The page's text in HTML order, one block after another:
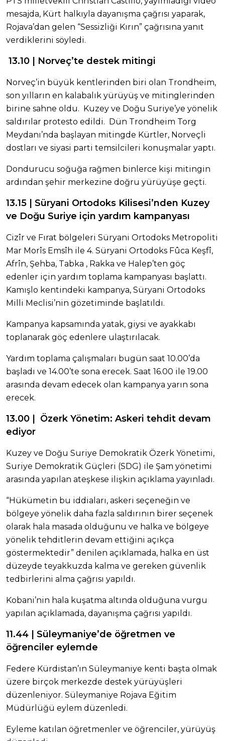
mesajda, Kürt halkıyla dayanışma çağrısı yaparak,
Rojava’dan gelen “Sessizliği Kırın” çağrısına yanıt
verdiklerini söyledi.
13.10 | Norveç’te destek mitingi
Norveç’in büyük kentlerinden biri olan Trondheim,
son yılların en kalabalık yürüyüş ve mitinglerinden
birine sahne oldu. Kuzey ve Doğu Suriye’ye yönelik
saldırılar protesto edildi. Dün Trondheim Torg
Meydanı’nda başlayan mitingde Kürtler, Norveçli
dostları ve siyasi parti temsilcileri konuşmalar yaptı.
Dondurucu soğuğa rağmen binlerce kişi mitingin
ardından şehir merkezine doğru yürüyüşe geçti.
13.15 | Süryani Ortodoks Kilisesi’nden Kuzey
ve Doğu Suriye için yardım kampanyası
Cizîr ve Fırat bölgeleri Süryani Ortodoks Metropoliti
Mar Morîs Emsîh ile 4. Süryani Ortodoks Fûca Keşfî,
Afrîn, Şehba, Tabka , Rakka ve Halep’ten göç
edenler için yardım toplama kampanyası başlattı.
Kamışlo kentindeki kampanya, Süryani Ortodoks
Milli Meclisi’nin gözetiminde başlatıldı.
Kampanya kapsamında yatak, giysi ve ayakkabı
toplanarak göç edenlere ulaştırılacak.
Yardım toplama çalışmaları bugün saat 10.00’da
başladı ve 14.00’te sona erecek. Saat 16.00 ile 19.00
arasında devam edecek olan kampanya yarın sona
erecek.
13.00 | Özerk Yönetim: Askeri tehdit devam
ediyor
Kuzey ve Doğu Suriye Demokratik Özerk Yönetimi,
Suriye Demokratik Güçleri (SDG) ile Şam yönetimi
arasında yapılan ateşkese ilişkin açıklama yayınladı.
“Hükümetin bu iddiaları, askeri seçeneğin ve
bölgeye yönelik daha fazla saldırının birer seçenek
olarak hala masada olduğunu ve halka ve bölgeye
yönelik tehditlerin devam ettiğini açıkça
göstermektedir” denilen açıklamada, halka en üst
düzeyde teyakkuzda kalma ve gereken güvenlik
tedbirlerini alma çağrısı yapıldı.
Kobani’nin hala kuşatma altında olduğuna vurgu
yapılan açıklamada, dayanışma çağrısı yapıldı.
11.44 | Süleymaniye’de öğretmen ve
öğrenciler eylemde
Federe Kürdistan’ın Süleymaniye kenti başta olmak
üzere birçok merkezde destek yürüyüşleri
düzenleniyor. Süleymaniye Rojava Eğitim
Müdürlüğü eylem düzenledi.
Eyleme katılan öğretmenler ve öğrenciler, yürüyüş